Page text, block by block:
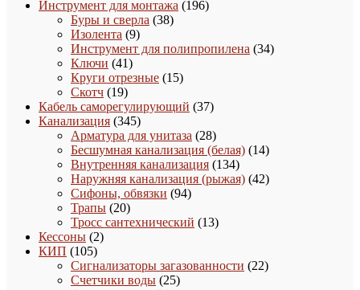
товаров
Инструмент для монтажа 196196
Буры и сверла 3838
Изолента 99
товаров
Инструмент для полипропилена 3434
Ключи 4141
товар
Круги отрезные 1515
Скотч 1919
товаров
Кабель саморегулирующий 3737
Канализация 345345
товаров
Арматура для унитаза 2828
товаров
Бесшумная канализация (белая) 1414
Внутренняя канализация 134134
товара
Наружняя канализация (рыжая) 4242
Сифоны, обвязки 9494
Трапы 2020
товаров
Тросс сантехнический 1313
Кессоны 22
КИП 105105
товаров
Сигнализаторы загазованности 2222
Счетчики воды 2525